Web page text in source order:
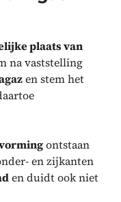
plaats van
na vaststelling
en stem het
ontstaan
en zijkanten
en duidt ook niet